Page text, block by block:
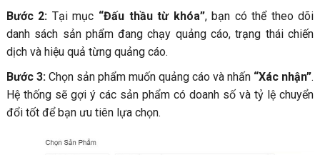
Bước 2: Tại mục “Đấu thầu từ khóa”, bạn có thể theo dõi
danh sách sản phẩm đang chạy quảng cáo, trạng thái chiến
dịch và hiệu quả từng quảng cáo.
Bước 3:Chọn sản phẩm muốn quảng cáo và nhấn “Xác nhận”.
Hệ thống sẽ gợi ý các sản phẩm có doanh số và tỷ lệ chuyển
đổi tốt để bạn ưu tiên lựa chọn.